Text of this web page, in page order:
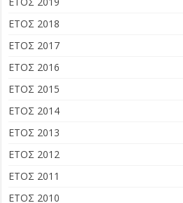
ΕΤΟΣ 2018
ΕΤΟΣ 2017
ΕΤΟΣ 2016
ΕΤΟΣ 2015
ΕΤΟΣ 2014
ΕΤΟΣ 2013
ΕΤΟΣ 2012
ΕΤΟΣ 2011
ΕΤΟΣ 2010